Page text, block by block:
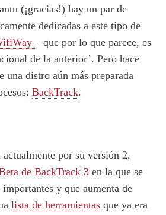
(¡gracias!) hay un par de
dedicadas a este tipo de
– que por lo que parece, es
de la anterior’. Pero hace
una distro aún más preparada
BackTrack.
por su versión 2,
de BackTrack 3 en la que se
y que aumenta de
lista de herramientas que ya era